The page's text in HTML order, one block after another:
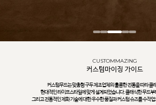
CUSTOMMAZING
커스텀마이징 가이드
커스텀무드는 맞춤형 구두 제조업체의 훌륭한 전통을 따라 클
현대적인 라이프스타일에 맞게 설계되었습니다. 클래식한 무드부
그리고 전통적인 제화 기술에 대한 우수한 품질과 커스텀 슈즈를 수작